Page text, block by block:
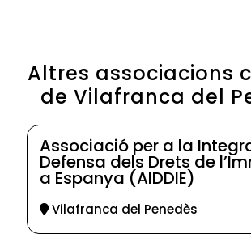
Altres associacions
de Vilafranca del
Associació per a la
Defensa dels Drets de
a Espanya (AIDDIE)
Vilafranca del Penedès